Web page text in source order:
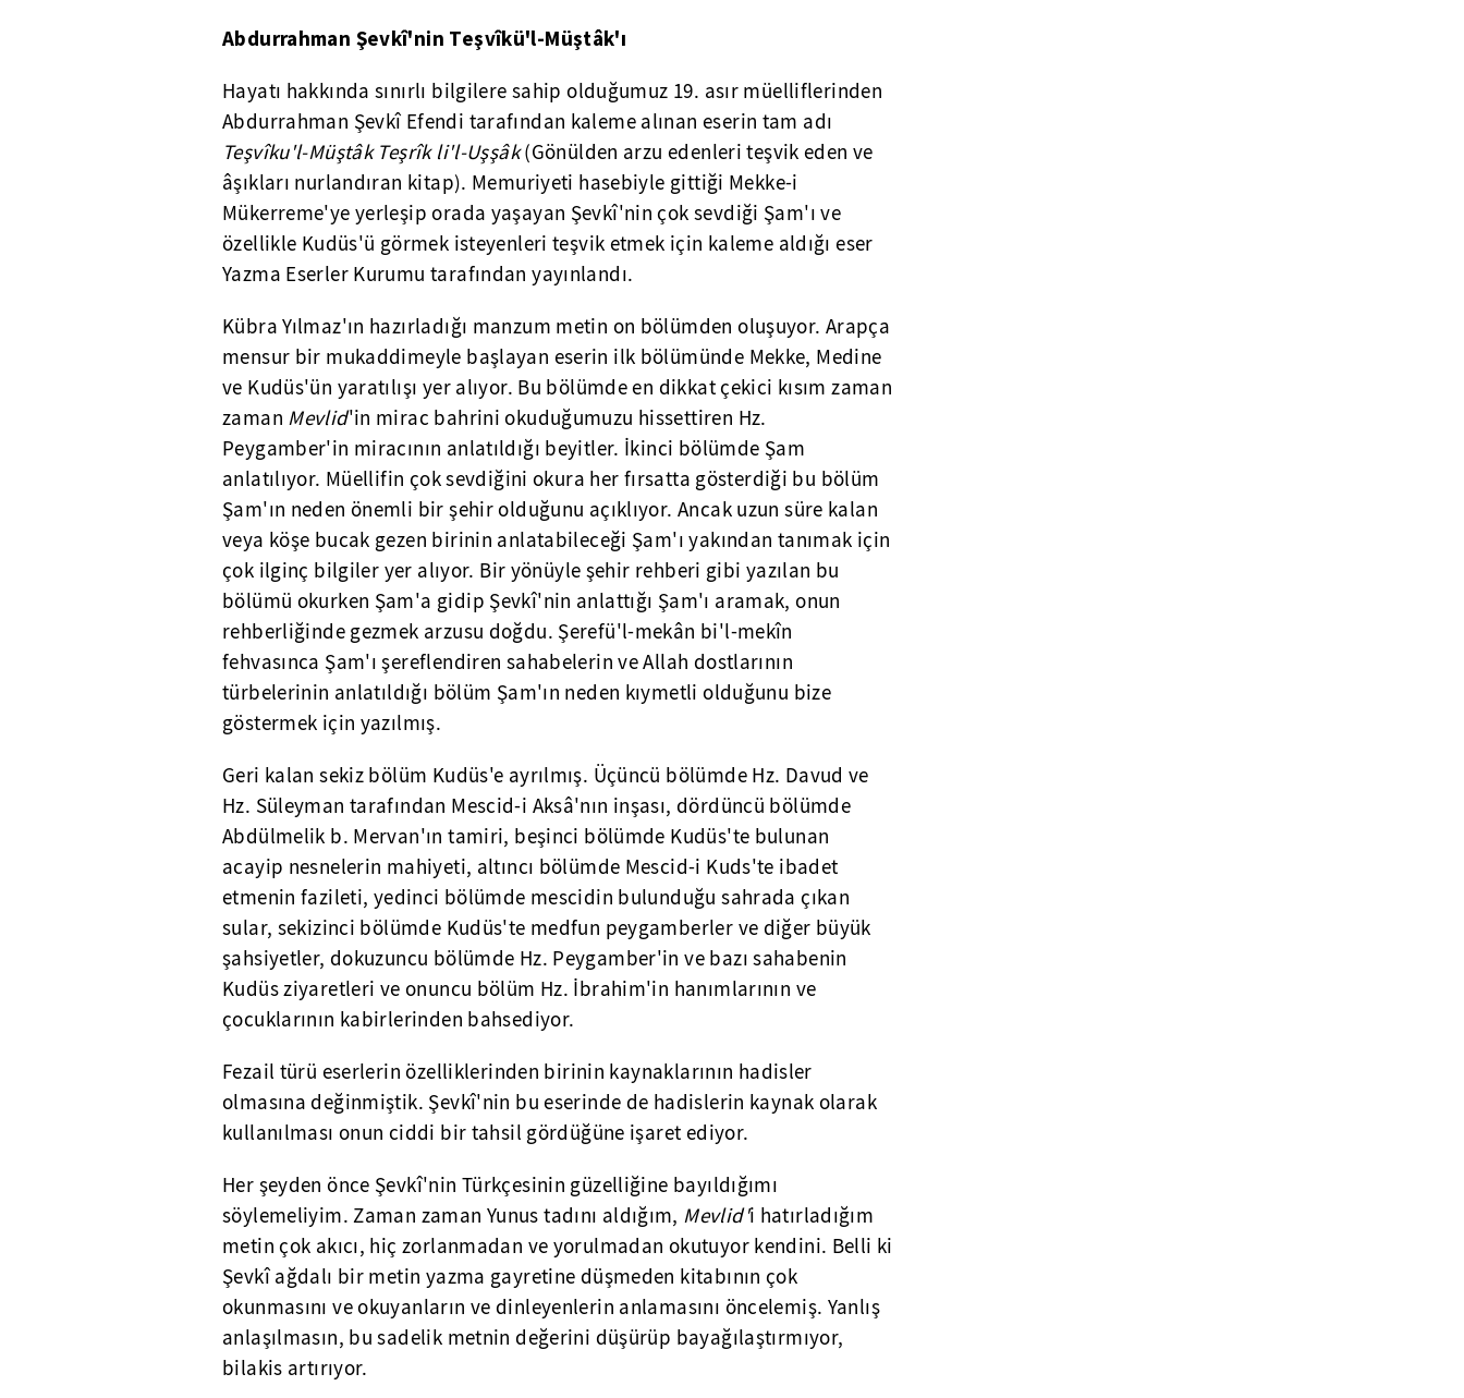
Abdurrahman Şevkî'nin Teşvîkü'l-Müştâk'ı
Hayatı hakkında sınırlı bilgilere sahip olduğumuz 19. asır müelliflerinden
Abdurrahman Şevkî Efendi tarafından kaleme alınan eserin tam adı
Teşvîku'l-Müştâk Teşrîk li'l-Uşşâk(Gönülden arzu edenleri teşvik eden ve
âşıkları nurlandıran kitap). Memuriyeti hasebiyle gittiği Mekke-i
Mükerreme'ye yerleşip orada yaşayan Şevkî'nin çok sevdiği Şam'ı ve
özellikle Kudüs'ü görmek isteyenleri teşvik etmek için kaleme aldığı eser
Yazma Eserler Kurumu tarafından yayınlandı.
Kübra Yılmaz'ın hazırladığı manzum metin on bölümden oluşuyor. Arapça
mensur bir mukaddimeyle başlayan eserin ilk bölümünde Mekke, Medine
ve Kudüs'ün yaratılışı yer alıyor. Bu bölümde en dikkat çekici kısım zaman
zaman Mevlid'in mirac bahrini okuduğumuzu hissettiren Hz.
Peygamber'in miracının anlatıldığı beyitler. İkinci bölümde Şam
anlatılıyor. Müellifin çok sevdiğini okura her fırsatta gösterdiği bu bölüm
Şam'ın neden önemli bir şehir olduğunu açıklıyor. Ancak uzun süre kalan
veya köşe bucak gezen birinin anlatabileceği Şam'ı yakından tanımak için
çok ilginç bilgiler yer alıyor. Bir yönüyle şehir rehberi gibi yazılan bu
bölümü okurken Şam'a gidip Şevkî'nin anlattığı Şam'ı aramak, onun
rehberliğinde gezmek arzusu doğdu. Şerefü'l-mekân bi'l-mekîn
fehvasınca Şam'ı şereflendiren sahabelerin ve Allah dostlarının
türbelerinin anlatıldığı bölüm Şam'ın neden kıymetli olduğunu bize
göstermek için yazılmış.
Geri kalan sekiz bölüm Kudüs'e ayrılmış. Üçüncü bölümde Hz. Davud ve
Hz. Süleyman tarafından Mescid-i Aksâ'nın inşası, dördüncü bölümde
Abdülmelik b. Mervan'ın tamiri, beşinci bölümde Kudüs'te bulunan
acayip nesnelerin mahiyeti, altıncı bölümde Mescid-i Kuds'te ibadet
etmenin fazileti, yedinci bölümde mescidin bulunduğu sahrada çıkan
sular, sekizinci bölümde Kudüs'te medfun peygamberler ve diğer büyük
şahsiyetler, dokuzuncu bölümde Hz. Peygamber'in ve bazı sahabenin
Kudüs ziyaretleri ve onuncu bölüm Hz. İbrahim'in hanımlarının ve
çocuklarının kabirlerinden bahsediyor.
Fezail türü eserlerin özelliklerinden birinin kaynaklarının hadisler
olmasına değinmiştik. Şevkî'nin bu eserinde de hadislerin kaynak olarak
kullanılması onun ciddi bir tahsil gördüğüne işaret ediyor.
Her şeyden önce Şevkî'nin Türkçesinin güzelliğine bayıldığımı
söylemeliyim. Zaman zaman Yunus tadını aldığım, Mevlid'i hatırladığım
metin çok akıcı, hiç zorlanmadan ve yorulmadan okutuyor kendini. Belli ki
Şevkî ağdalı bir metin yazma gayretine düşmeden kitabının çok
okunmasını ve okuyanların ve dinleyenlerin anlamasını öncelemiş. Yanlış
anlaşılmasın, bu sadelik metnin değerini düşürüp bayağılaştırmıyor,
bilakis artırıyor.